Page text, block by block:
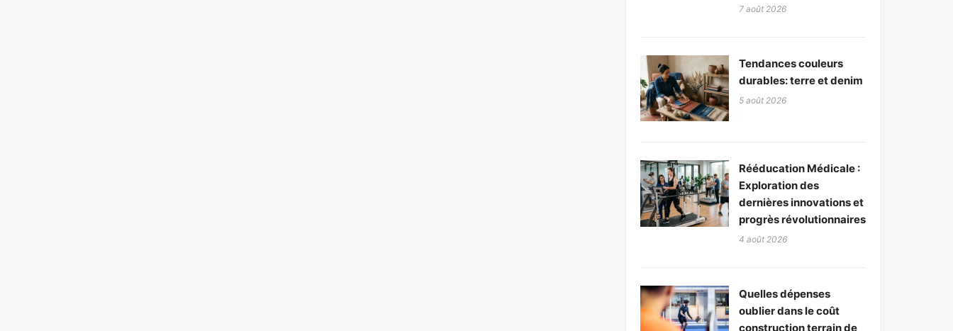
7 août 2026
Tendances couleurs
durables: terre et denim
5 août 2026
Rééducation Médicale :
Exploration des
dernières innovations et
progrès révolutionnaires
4 août 2026
Quelles dépenses
oublier dans le coût
construction terrain de